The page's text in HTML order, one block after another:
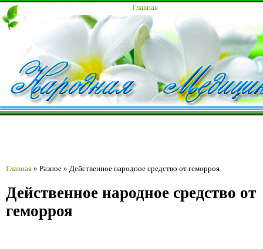
Главная
Главная » Разное » Действенное народное средство от геморроя
Действенное народное средство от
геморроя